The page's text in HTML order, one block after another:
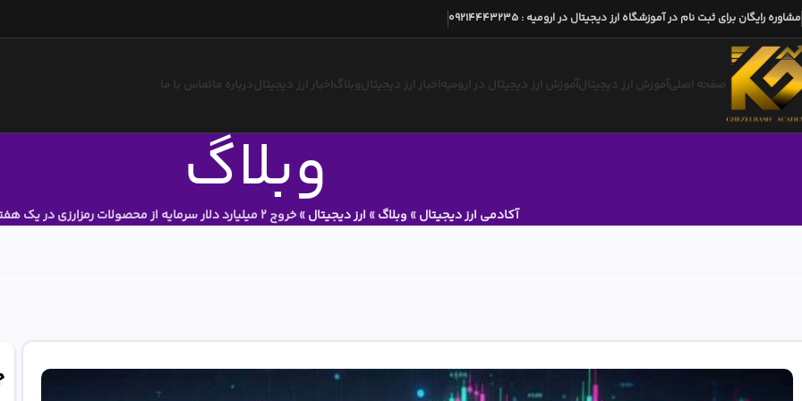
مشاوره رایگان برای ثبت نام در آموزشگاه ارز دیجیتال در ارومیه :
09214443235
صفحه اصلیآموزش ارز دیجیتالآموزش ارز دیجیتال در ارومیه اخبار ارز دیجیتالوبلاگ اخبار ارز دیجیتالدرباره ماتماس با ما
وبلاگ آکادمی ارز دیجیتال» وبلاگ» ارز دیجیتال»خروج 2 میلیارد دلار سرمایه از محصولات رمزارزی در یک هفته